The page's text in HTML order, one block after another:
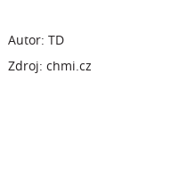
Autor: TD
Zdroj: chmi.cz